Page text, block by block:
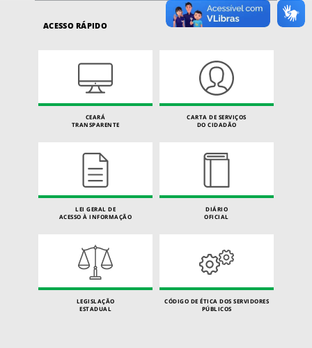
ACESSO RÁPIDO
CEARÁ
TRANSPARENTE
CARTA DE SERVIÇOS
DO CIDADÃO
LEI GERAL DE
ACESSO À INFORMAÇÃO
DIÁRIO
OFICIAL
LEGISLAÇÃO
ESTADUAL
CÓDIGO DE ÉTICA DOS SERVIDORES
PÚBLICOS